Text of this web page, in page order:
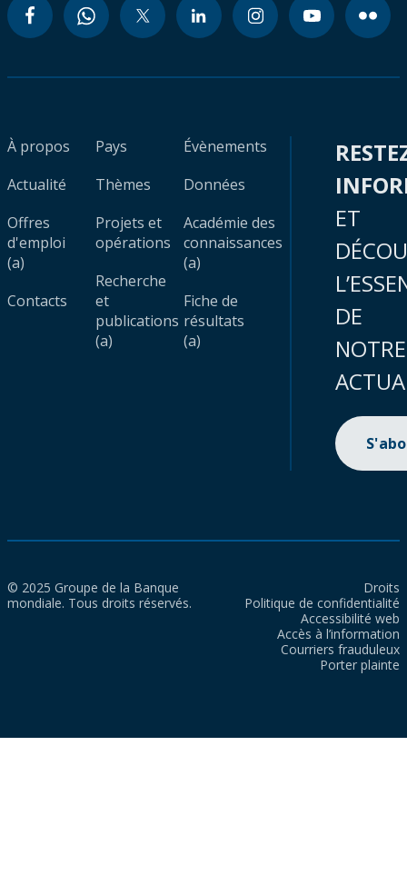
À propos
Actualité
Offres
d'emploi
(a)
Contacts
Pays
Thèmes
Projets et
opérations
Recherche
et
publications
(a)
Évènements
Données
Académie des
connaissances
(a)
Fiche de
résultats
(a)
ET
DE
NOTRE
© 2025 Groupe de la Banque
mondiale. Tous droits réservés.
Droits
Politique de confidentialité
Accessibilité web
Accès à l’information
Courriers frauduleux
Porter plainte